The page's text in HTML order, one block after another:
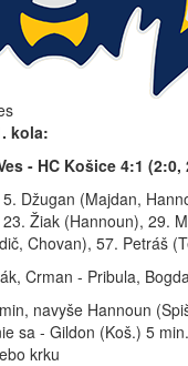
kola:
- HC Košice 4:1 (2:0,
5. Džugan (Majdan,
Žiak (Hannoun), 29.
Chovan), 57. Petráš
Crman - Pribula,
navyše Hannoun
sa - Gildon (Koš.) 5
krku